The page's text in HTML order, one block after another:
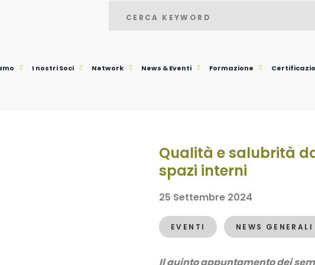
I nostri Soci Network News & Eventi Formazione
Qualità e salubrità
spazi interni
25 Settembre 2024
EVENTI NEWS GENERALI
Il quinto appuntamento dei